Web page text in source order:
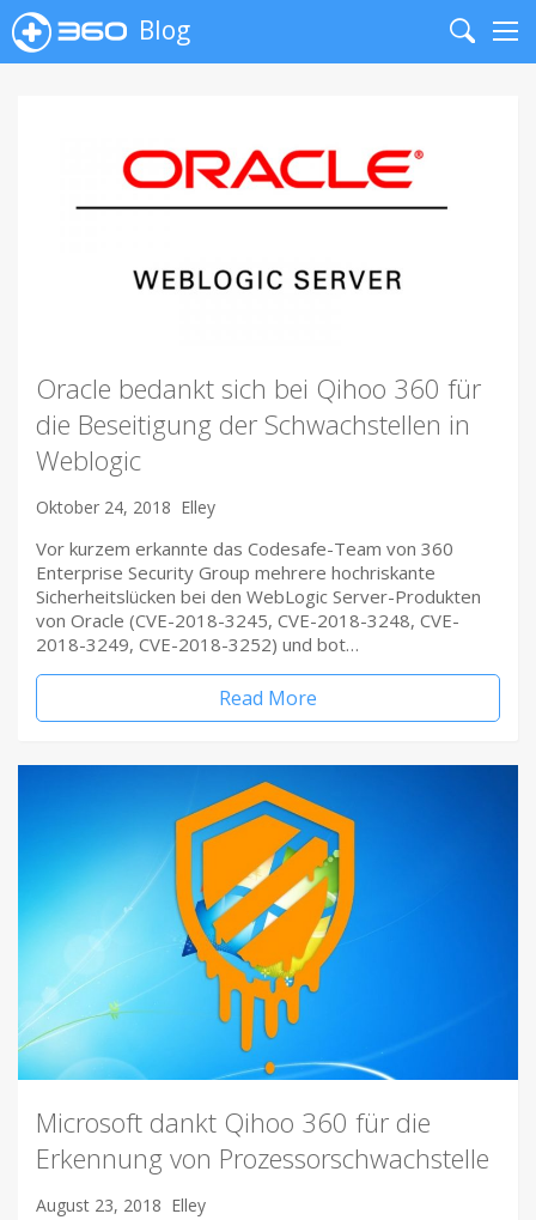
Blog
Search
Oracle bedankt sich bei Qihoo 360 für
die Beseitigung der Schwachstellen in
Weblogic
Oktober 24, 2018 Elley
Vor kurzem erkannte das Codesafe-Team von 360
Enterprise Security Group mehrere hochriskante
Sicherheitslücken bei den WebLogic Server-Produkten
von Oracle (CVE-2018-3245, CVE-2018-3248, CVE-
2018-3249, CVE-2018-3252) und bot…
Read More
Microsoft dankt Qihoo 360 für die
Erkennung von Prozessorschwachstelle
August 23, 2018 Elley